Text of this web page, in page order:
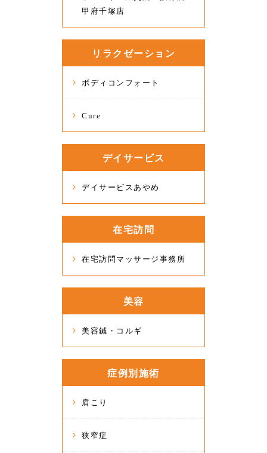
甲府千塚店
リラクゼーション
ボディコンフォート
Cure
デイサービス
デイサービスあやめ
在宅訪問
在宅訪問マッサージ事務所
美容
美容鍼・コルギ
症例別施術
肩こり
狭窄症